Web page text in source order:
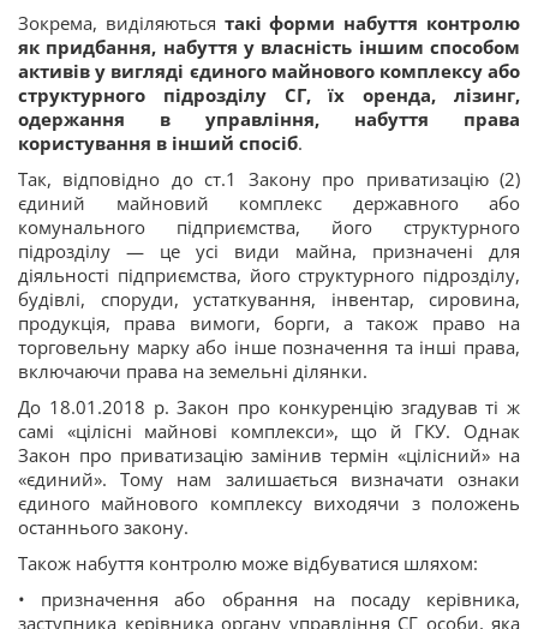
Зокрема, виділяються такі форми набуття контролю
як придбання, набуття у власність іншим способом
активів у вигляді єдиного майнового комплексу або
структурного підрозділу СГ, їх оренда, лізинг,
одержання в управління, набуття права
користування в інший спосіб.
Так, відповідно до ст.1 Закону про приватизацію (2)
єдиний майновий комплекс державного або
комунального підприємства, його структурного
підрозділу — це усі види майна, призначені для
діяльності підприємства, його структурного підрозділу,
будівлі, споруди, устаткування, інвентар, сировина,
продукція, права вимоги, борги, а також право на
торговельну марку або інше позначення та інші права,
включаючи права на земельні ділянки.
До 18.01.2018 р. Закон про конкуренцію згадував ті ж
самі «цілісні майнові комплекси», що й ГКУ. Однак
Закон про приватизацію замінив термін «цілісний» на
«єдиний». Тому нам залишається визначати ознаки
єдиного майнового комплексу виходячи з положень
останнього закону.
Також набуття контролю може відбуватися шляхом:
• призначення або обрання на посаду керівника,
заступника керівника органу управління СГ особи, яка